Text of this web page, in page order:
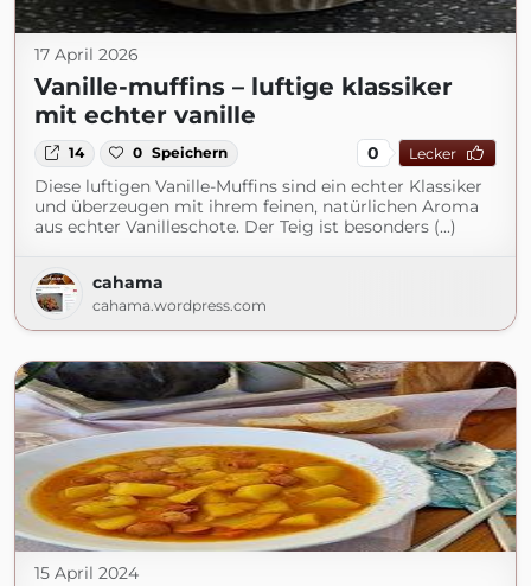
17 April 2026
Vanille-muffins – luftige klassiker
mit echter vanille
14 0 Speichern 0 Lecker
Diese luftigen Vanille-Muffins sind ein echter Klassiker
und überzeugen mit ihrem feinen, natürlichen Aroma
aus echter Vanilleschote. Der Teig ist besonders (...)
cahama
cahama.wordpress.com
15 April 2024